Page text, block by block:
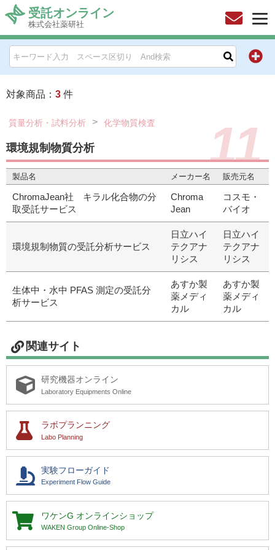
受託オンライン
株式会社薬研社
対象商品： 3 件
質量分析・試料分析 化学物質検査
環境規制物質分析 11
製品名 メーカー名 販売元名
ChromaJean社 キラル化合物の分
取受託サービス
Chroma
Jean
コスモ・
バイオ
環境規制物質の受託分析サービス
日立ハイ
テクアナ
リシス
日立ハイ
テクアナ
リシス
生体中・水中 PFAS 測定の受託分
析サービス
あすか製
薬メディ
カル
あすか製
薬メディ
カル
関連サイト
研究機器オンライン
Laboratory Equipments Online
ラボプランニング
Labo Planning
実験フローガイド
Experiment Flow Guide
ワケンG オンラインショップ
WAKEN Group Online-Shop
HOME
キャンペーン情報一覧
製品カテゴリー一覧
メーカー別索引
販売元別索引
ご利用ガイド
研究機器オンライン
ラボプランニング
実験フローガイド
ワケンG オンラインショップ